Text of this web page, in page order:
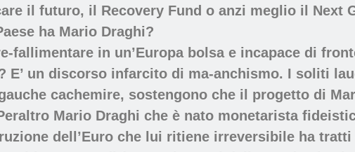
il futuro, il Recovery Fund o anzi meglio il Next
ha Mario Draghi?
fallimentare in un’Europa bolsa e incapace di
un discorso infarcito di ma-anchismo. I soliti
cachemire, sostengono che il progetto di
Mario Draghi che è nato monetarista
dell’Euro che lui ritiene irreversibile ha